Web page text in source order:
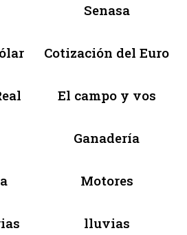
Senasa
Cotización del Euro
El campo y vos
Ganadería
Motores
lluvias